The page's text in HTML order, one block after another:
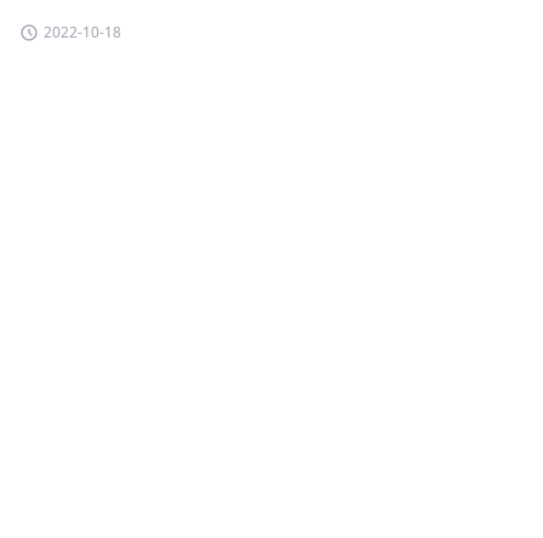
2022-10-18